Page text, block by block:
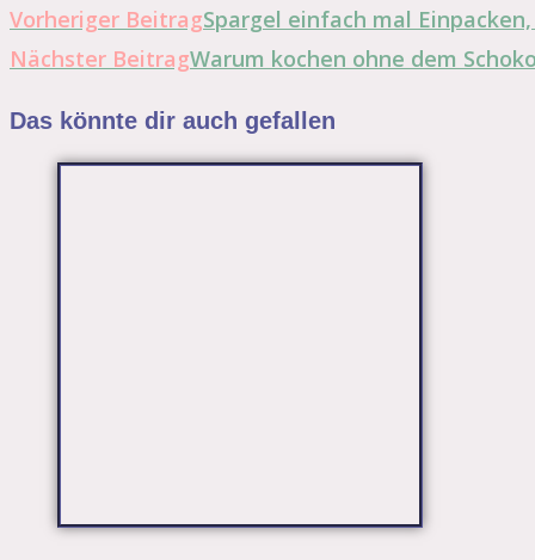
Vorheriger BeitragSpargel einfach mal
Nächster BeitragWarum kochen ohne dem
Das könnte dir auch gefallen